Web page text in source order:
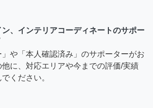
、インテリアコーディネートのサポー
」や「本人確認済み」のサポーターがお
に、対応エリアや今までの評価/実績
ください。